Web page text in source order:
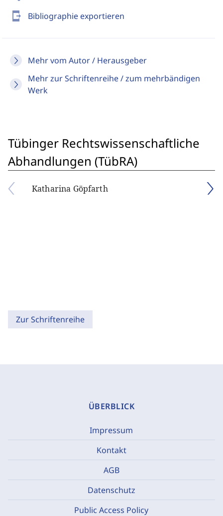
send_to_mobile Bibliographie exportieren
Mehr vom Autor / Herausgeber
Mehr zur Schriftenreihe / zum mehrbändigen
Werk
Tübinger Rechtswissenschaftliche
Abhandlungen (TübRA)
Katharina Göpfarth
Zur Schriftenreihe
ÜBERBLICK
Impressum
Kontakt
AGB
Datenschutz
Public Access Policy